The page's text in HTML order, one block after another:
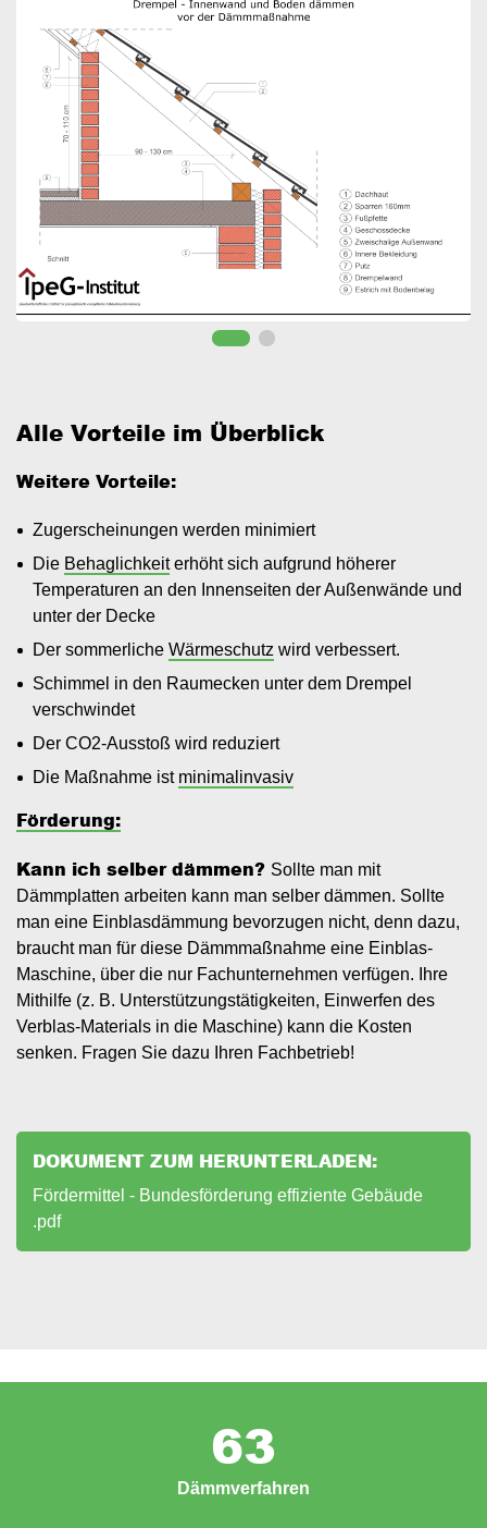
Alle Vorteile im Überblick
Weitere Vorteile:
Zugerscheinungen werden minimiert
Die Behaglichkeiterhöht sich aufgrund höherer
Temperaturen an den Innenseiten der Außenwände und
unter der Decke
Der sommerliche Wärmeschutz wird verbessert.
Schimmel in den Raumecken unter dem Drempel
verschwindet
Der CO2-Ausstoß wird reduziert
Die Maßnahme ist minimalinvasiv
Förderung:
Kann ich selber dämmen? Sollte man mit
Dämmplatten arbeiten kann man selber dämmen. Sollte
man eine Einblasdämmung bevorzugen nicht, denn dazu,
braucht man für diese Dämmmaßnahme eine Einblas-
Maschine, über die nur Fachunternehmen verfügen. Ihre
Mithilfe (z. B. Unterstützungstätigkeiten, Einwerfen des
Verblas-Materials in die Maschine) kann die Kosten
senken. Fragen Sie dazu Ihren Fachbetrieb!
DOKUMENT ZUM HERUNTERLADEN:
Document
Fördermittel - Bundesförderung effiziente Gebäude
.pdf
63
Dämmverfahren